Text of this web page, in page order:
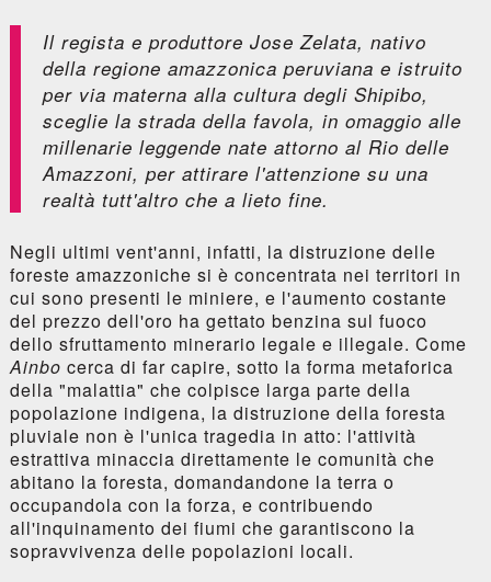
Il regista e produttore Jose Zelata, nativo
della regione amazzonica peruviana e istruito
per via materna alla cultura degli Shipibo,
sceglie la strada della favola, in omaggio alle
millenarie leggende nate attorno al Rio delle
Amazzoni, per attirare l'attenzione su una
realtà tutt'altro che a lieto fine.
Negli ultimi vent'anni, infatti, la distruzione delle
foreste amazzoniche si è concentrata nei territori in
cui sono presenti le miniere, e l'aumento costante
del prezzo dell'oro ha gettato benzina sul fuoco
dello sfruttamento minerario legale e illegale. Come
Ainbo cerca di far capire, sotto la forma metaforica
della "malattia" che colpisce larga parte della
popolazione indigena, la distruzione della foresta
pluviale non è l'unica tragedia in atto: l'attività
estrattiva minaccia direttamente le comunità che
abitano la foresta, domandandone la terra o
occupandola con la forza, e contribuendo
all'inquinamento dei fiumi che garantiscono la
sopravvivenza delle popolazioni locali.